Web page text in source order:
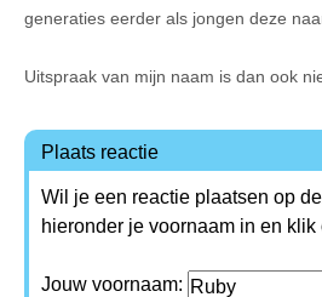
generaties eerder als jongen deze
Uitspraak van mijn naam is dan ook
Plaats reactie
Wil je een reactie plaatsen op
hieronder je voornaam in en klik
Jouw voornaam: